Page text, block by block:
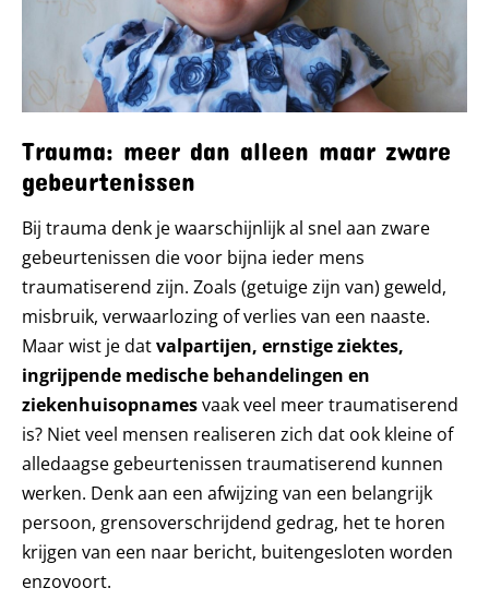
Trauma: meer dan alleen maar zware
gebeurtenissen
Bij trauma denk je waarschijnlijk al snel aan zware
gebeurtenissen die voor bijna ieder mens
traumatiserend zijn. Zoals (getuige zijn van) geweld,
misbruik, verwaarlozing of verlies van een naaste.
Maar wist je datvalpartijen, ernstige ziektes,
ingrijpende medische behandelingen en
ziekenhuisopnamesvaak veel meer traumatiserend
is? Niet veel mensen realiseren zich dat ook kleine of
alledaagse gebeurtenissen traumatiserend kunnen
werken. Denk aan een afwijzing van een belangrijk
persoon, grensoverschrijdend gedrag, het te horen
krijgen van een naar bericht, buitengesloten worden
enzovoort.